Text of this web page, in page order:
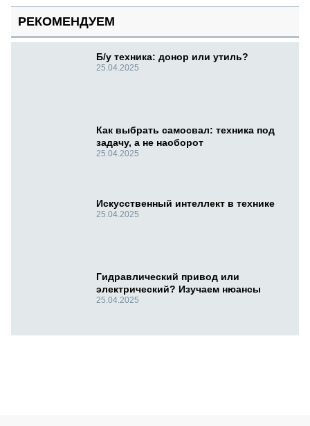
РЕКОМЕНДУЕМ
Б/у техника: донор или утиль?
25.04.2025
Как выбрать самосвал: техника под
задачу, а не наоборот
25.04.2025
Искусственный интеллект в технике
25.04.2025
Гидравлический привод или
электрический? Изучаем нюансы
25.04.2025